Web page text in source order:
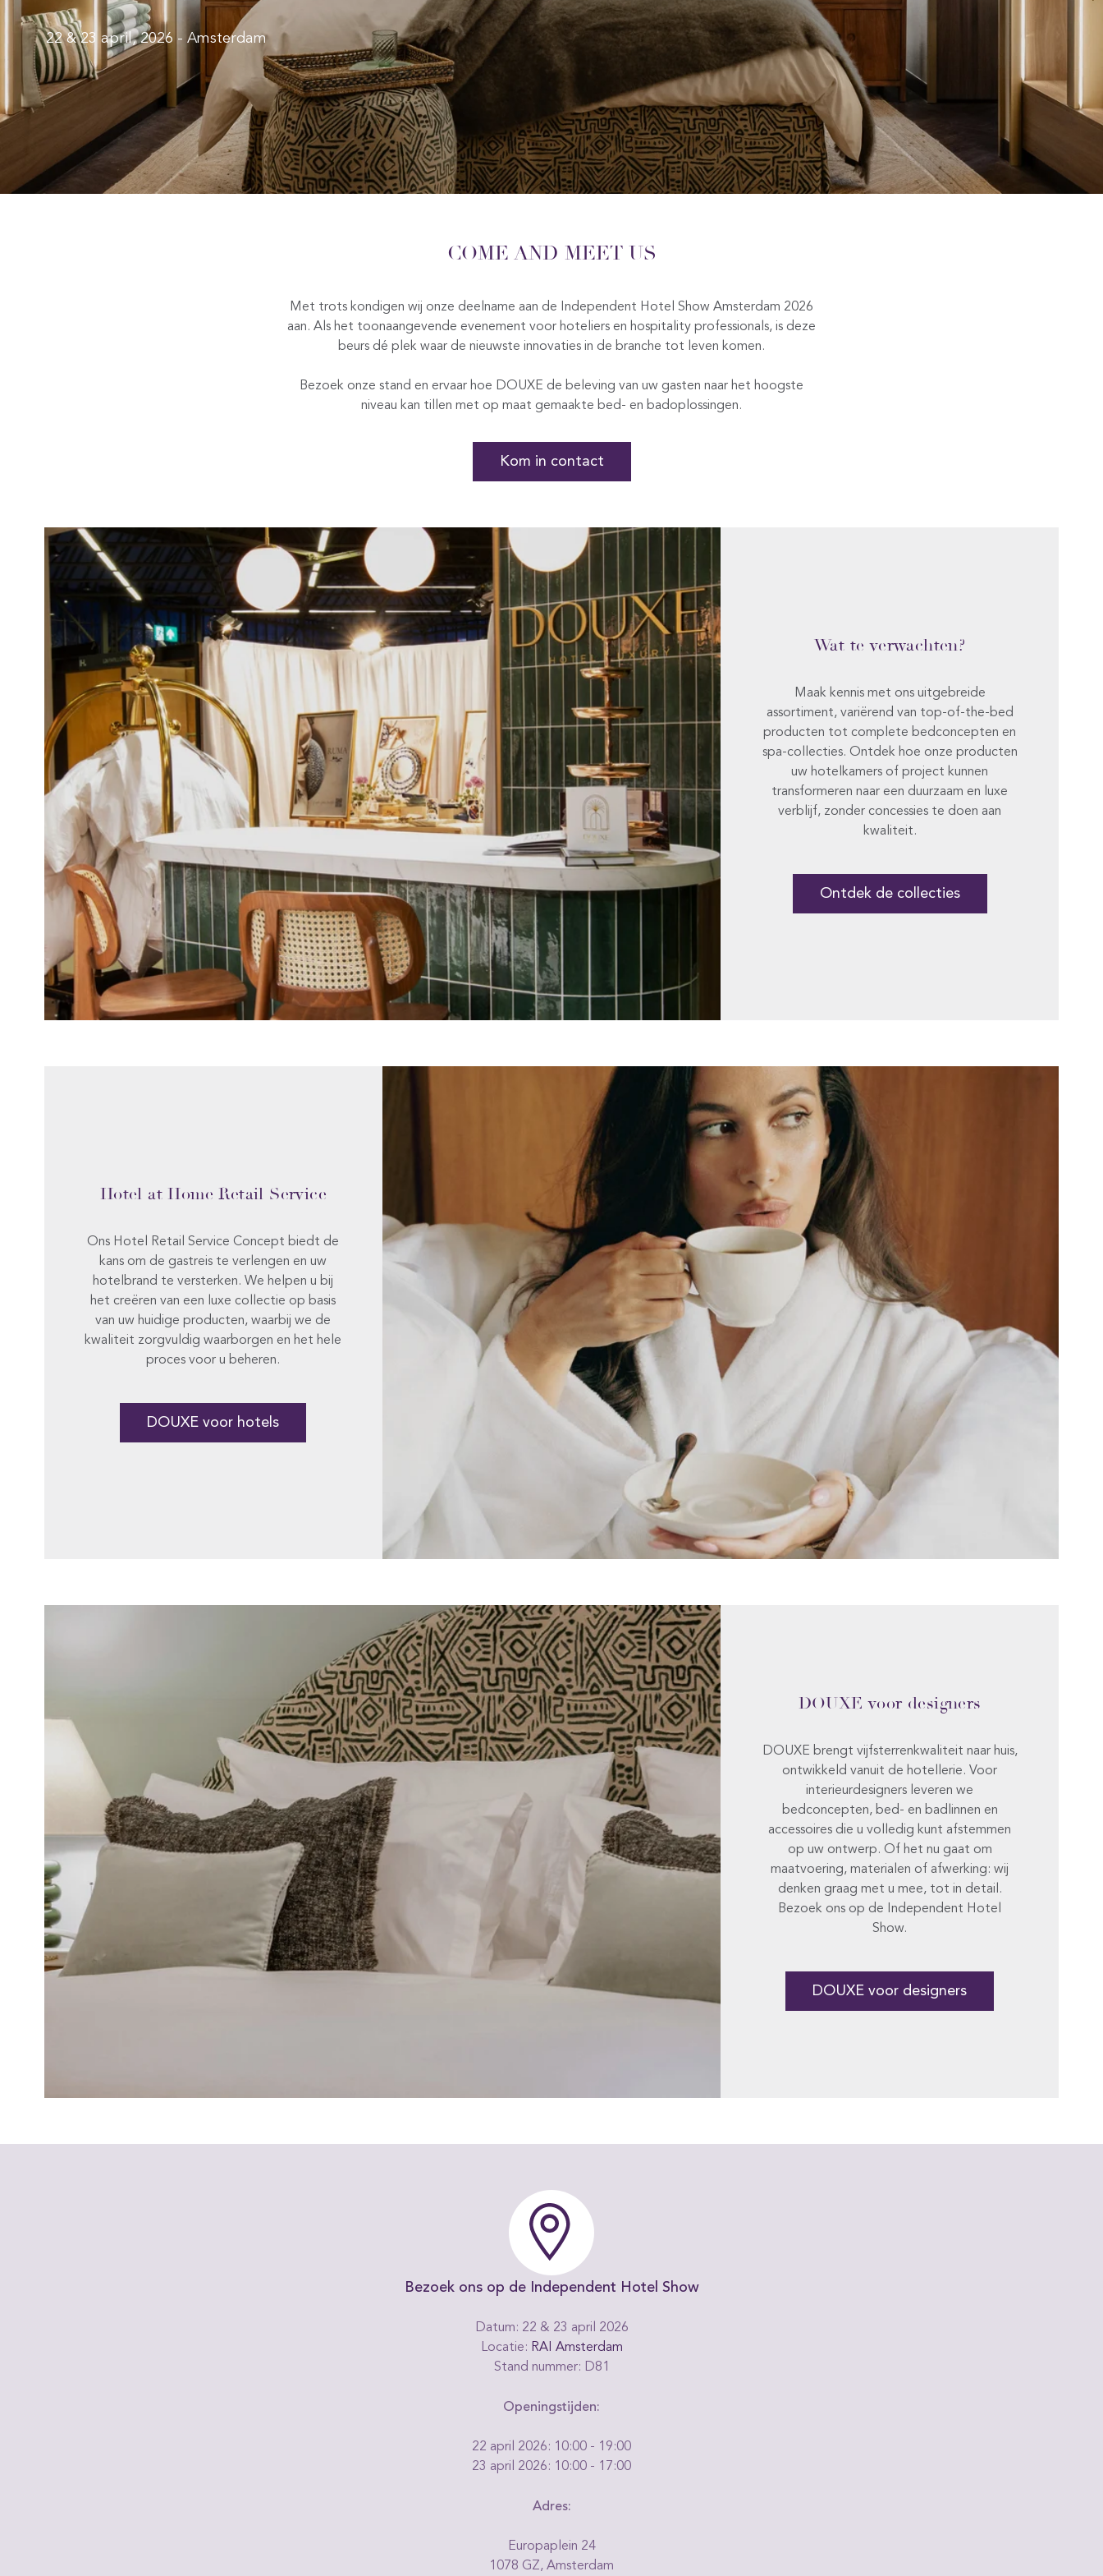
22 & 23 april, 2026 - Amsterdam
COME AND MEET US
Met trots kondigen wij onze deelname aan de Independent Hotel Show Amsterdam 2026
aan. Als het toonaangevende evenement voor hoteliers en hospitality professionals, is deze
beurs dé plek waar de nieuwste innovaties in de branche tot leven komen.
Bezoek onze stand en ervaar hoe DOUXE de beleving van uw gasten naar het hoogste
niveau kan tillen met op maat gemaakte bed- en badoplossingen.
Kom in contact
Wat te verwachten?
Maak kennis met ons uitgebreide
assortiment, variërend van top-of-the-bed
producten tot complete bedconcepten en
spa-collecties. Ontdek hoe onze producten
uw hotelkamers of project kunnen
transformeren naar een duurzaam en luxe
verblijf, zonder concessies te doen aan
kwaliteit.
Ontdek de collecties
Hotel at Home Retail Service
Ons Hotel Retail Service Concept biedt de
kans om de gastreis te verlengen en uw
hotelbrand te versterken. We helpen u bij
het creëren van een luxe collectie op basis
van uw huidige producten, waarbij we de
kwaliteit zorgvuldig waarborgen en het hele
proces voor u beheren.
DOUXE voor hotels
DOUXE voor designers
DOUXE brengt vijfsterrenkwaliteit naar huis,
ontwikkeld vanuit de hotellerie. Voor
interieurdesigners leveren we
bedconcepten, bed- en badlinnen en
accessoires die u volledig kunt afstemmen
op uw ontwerp. Of het nu gaat om
maatvoering, materialen of afwerking: wij
denken graag met u mee, tot in detail.
Bezoek ons op de Independent Hotel
Show.
DOUXE voor designers
Bezoek ons op de Independent Hotel Show
Datum: 22 & 23 april 2026
Locatie: RAI Amsterdam
Stand nummer: D81
Openingstijden:
22 april 2026: 10:00 - 19:00
23 april 2026: 10:00 - 17:00
Adres:
Europaplein 24
1078 GZ, Amsterdam